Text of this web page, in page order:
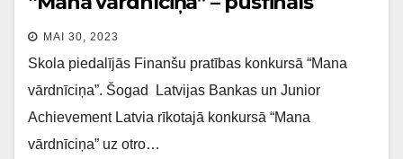
MAI 30, 2023
Skola piedalījās Finanšu pratības konkursā “Mana
vārdnīciņa”. Šogad Latvijas Bankas un Junior
Achievement Latvia rīkotajā konkursā “Mana
vārdnīciņa” uz otro…